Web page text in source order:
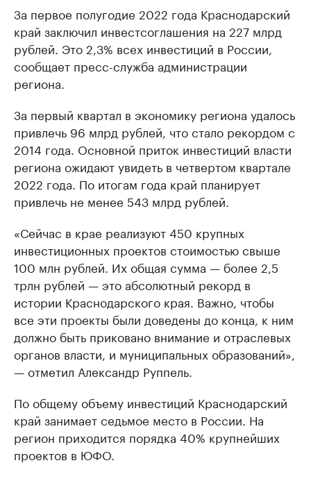
За первое полугодие 2022 года Краснодарский
край заключил инвестсоглашения на 227 млрд
рублей. Это 2,3% всех инвестиций в России,
сообщает пресс-служба администрации
региона.
За первый квартал в экономику региона удалось
привлечь 96 млрд рублей, что стало рекордом с
2014 года. Основной приток инвестиций власти
региона ожидают увидеть в четвертом квартале
2022 года. По итогам года край планирует
привлечь не менее 543 млрд рублей.
«Сейчас в крае реализуют 450 крупных
инвестиционных проектов стоимостью свыше
100 млн рублей. Их общая сумма — более 2,5
трлн рублей — это абсолютный рекорд в
истории Краснодарского края. Важно, чтобы
все эти проекты были доведены до конца, к ним
должно быть приковано внимание и отраслевых
органов власти, и муниципальных образований»,
— отметил Александр Руппель.
По общему объему инвестиций Краснодарский
край занимает седьмое место в России. На
регион приходится порядка 40% крупнейших
проектов в ЮФО.